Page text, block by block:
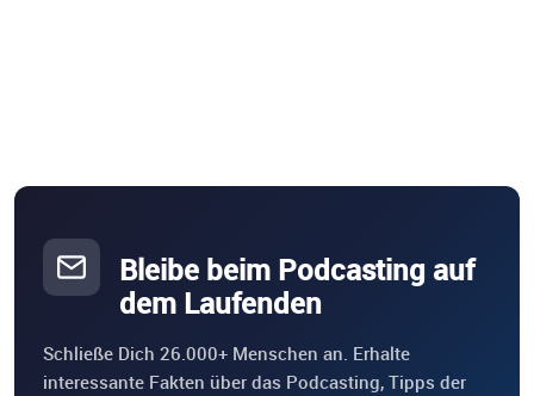
auch etwas in dir zum Klingen, das du längst ahnst. Ich
Raum in dir. Ich freue mich, wenn du dabei bist.
Bleibe beim Podcasting auf
dem Laufenden
Schließe Dich 26.000+ Menschen an. Erhalte
interessante Fakten über das Podcasting, Tipps der